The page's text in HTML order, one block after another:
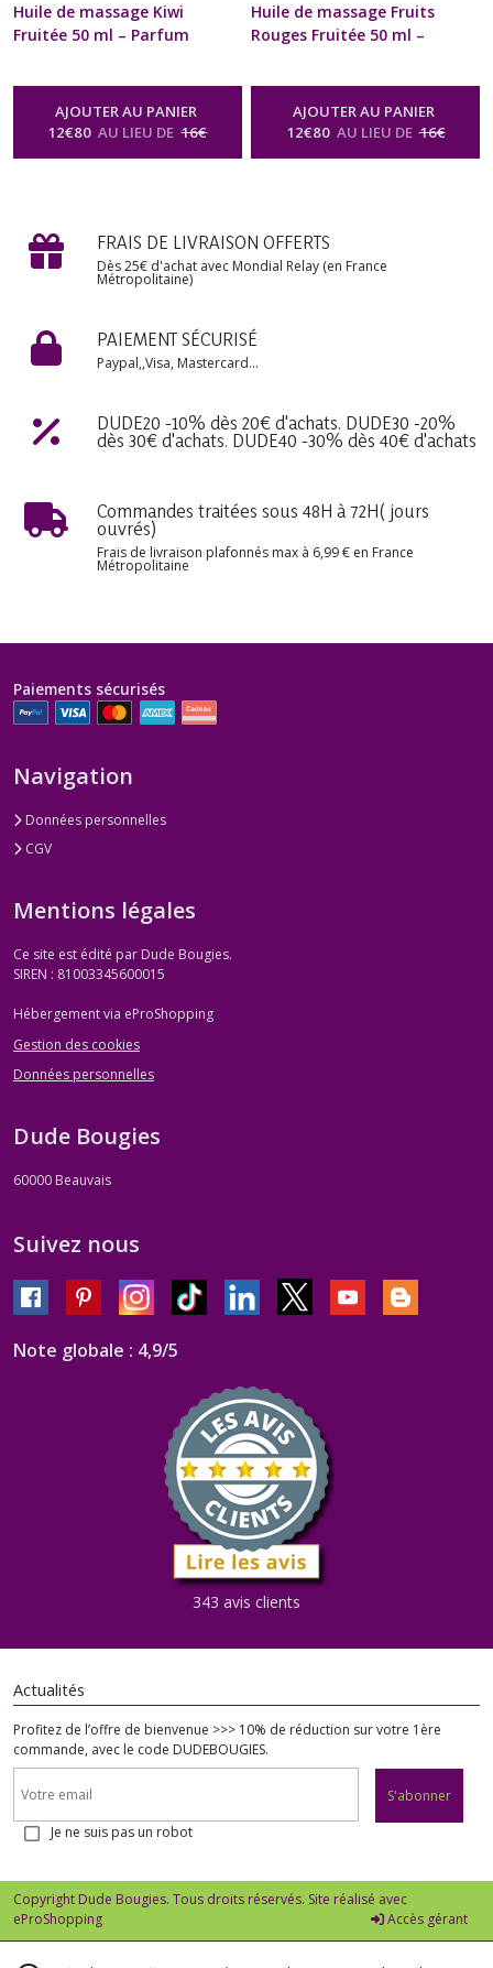
Huile de massage Kiwi
Fruitée 50 ml – Parfum
homme, Femme & couple |
Relaxation, aromathérapie,
corporelle, détente, bien-être
Naturelle & Sensuelle
AJOUTER AU PANIER
12€80 AU LIEU DE 16€
Huile de massage Fruits
Rouges Fruitée 50 ml –
artisanale | homme, Femme
& couple | Relaxation,
aromathérapie, corporelle,
Massage Corporelle Fruitée
Naturelle & Sensuelle
AJOUTER AU PANIER
12€80 AU LIEU DE 16€
FRAIS DE LIVRAISON OFFERTS
Dès 25€ d'achat avec Mondial Relay (en France
Métropolitaine)
PAIEMENT SÉCURISÉ
Paypal,,Visa, Mastercard...
DUDE20 -10% dès 20€ d'achats. DUDE30 -20%
dès 30€ d'achats. DUDE40 -30% dès 40€ d'achats
Commandes traitées sous 48H à 72H( jours
ouvrés)
Frais de livraison plafonnés max à 6,99 € en France
Métropolitaine
Paiements sécurisés
Navigation
Données personnelles
CGV
Mentions légales
Ce site est édité par Dude Bougies.
SIREN : 81003345600015
Hébergement via eProShopping
Gestion des cookies
Données personnelles
Dude Bougies
60000 Beauvais
Suivez nous
Note globale : 4,9/5
343 avis clients
Actualités
Profitez de l’offre de bienvenue >>> 10% de réduction sur votre 1ère
commande, avec le code DUDEBOUGIES.
S'abonner
Je ne suis pas un robot
Copyright Dude Bougies. Tous droits réservés. Site réalisé avec
eProShopping
Accès gérant